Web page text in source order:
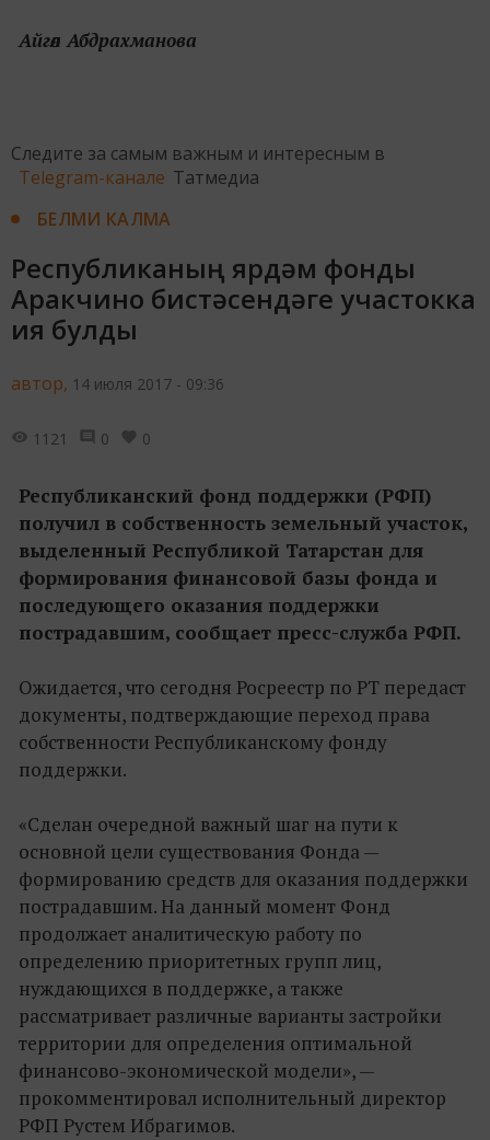
Айгөл Абдрахманова
Следите за самым важным и интересным в
Telegram-канале Татмедиа
БЕЛМИ КАЛМА
Республиканың ярдәм фонды
Аракчино бистәсендәге участокка
ия булды
автор, 14 июля 2017 - 09:36
1121 0 0
Республиканский фонд поддержки (РФП)
получил в собственность земельный участок,
выделенный Республикой Татарстан для
формирования финансовой базы фонда и
последующего оказания поддержки
пострадавшим, сообщает пресс-служба РФП.
Ожидается, что сегодня Росреестр по РТ передаст
документы, подтверждающие переход права
собственности Республиканскому фонду
поддержки.
«Сделан очередной важный шаг на пути к
основной цели существования Фонда —
формированию средств для оказания поддержки
пострадавшим. На данный момент Фонд
продолжает аналитическую работу по
определению приоритетных групп лиц,
нуждающихся в поддержке, а также
рассматривает различные варианты застройки
территории для определения оптимальной
финансово-экономической модели», —
прокомментировал исполнительный директор
РФП Рустем Ибрагимов.